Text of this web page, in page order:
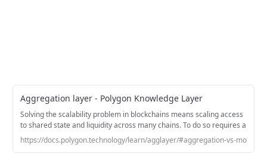
Aggregation layer - Polygon Knowledge Layer
Solving the scalability problem in blockchains means scaling access
to shared state and liquidity across many chains. To do so requires a
new approach to blockchain architecture, namely, aggregated
blockchains. Polygon Labs researchers and engineers have
https://docs.polygon.technology/learn/agglayer/#aggregation-vs-